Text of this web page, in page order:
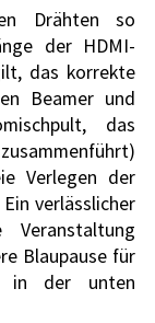
Drähten so
der HDMI-
das korrekte
Beamer und
das
Verlegen der
verlässlicher
Blaupause für
in der unten